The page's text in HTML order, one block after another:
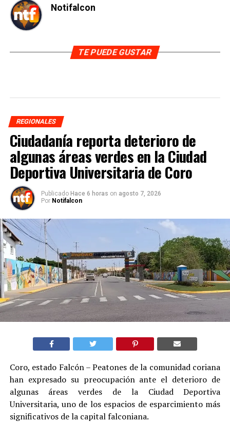
Notifalcon
TE PUEDE GUSTAR
REGIONALES
Ciudadanía reporta deterioro de
algunas áreas verdes en la Ciudad
Deportiva Universitaria de Coro
Publicado Hace 6 horas on agosto 7, 2026
Por Notifalcon
Coro, estado Falcón – Peatones de la comunidad coriana
han expresado su preocupación ante el deterioro de
algunas áreas verdes de la Ciudad Deportiva
Universitaria, uno de los espacios de esparcimiento más
significativos de la capital falconiana.